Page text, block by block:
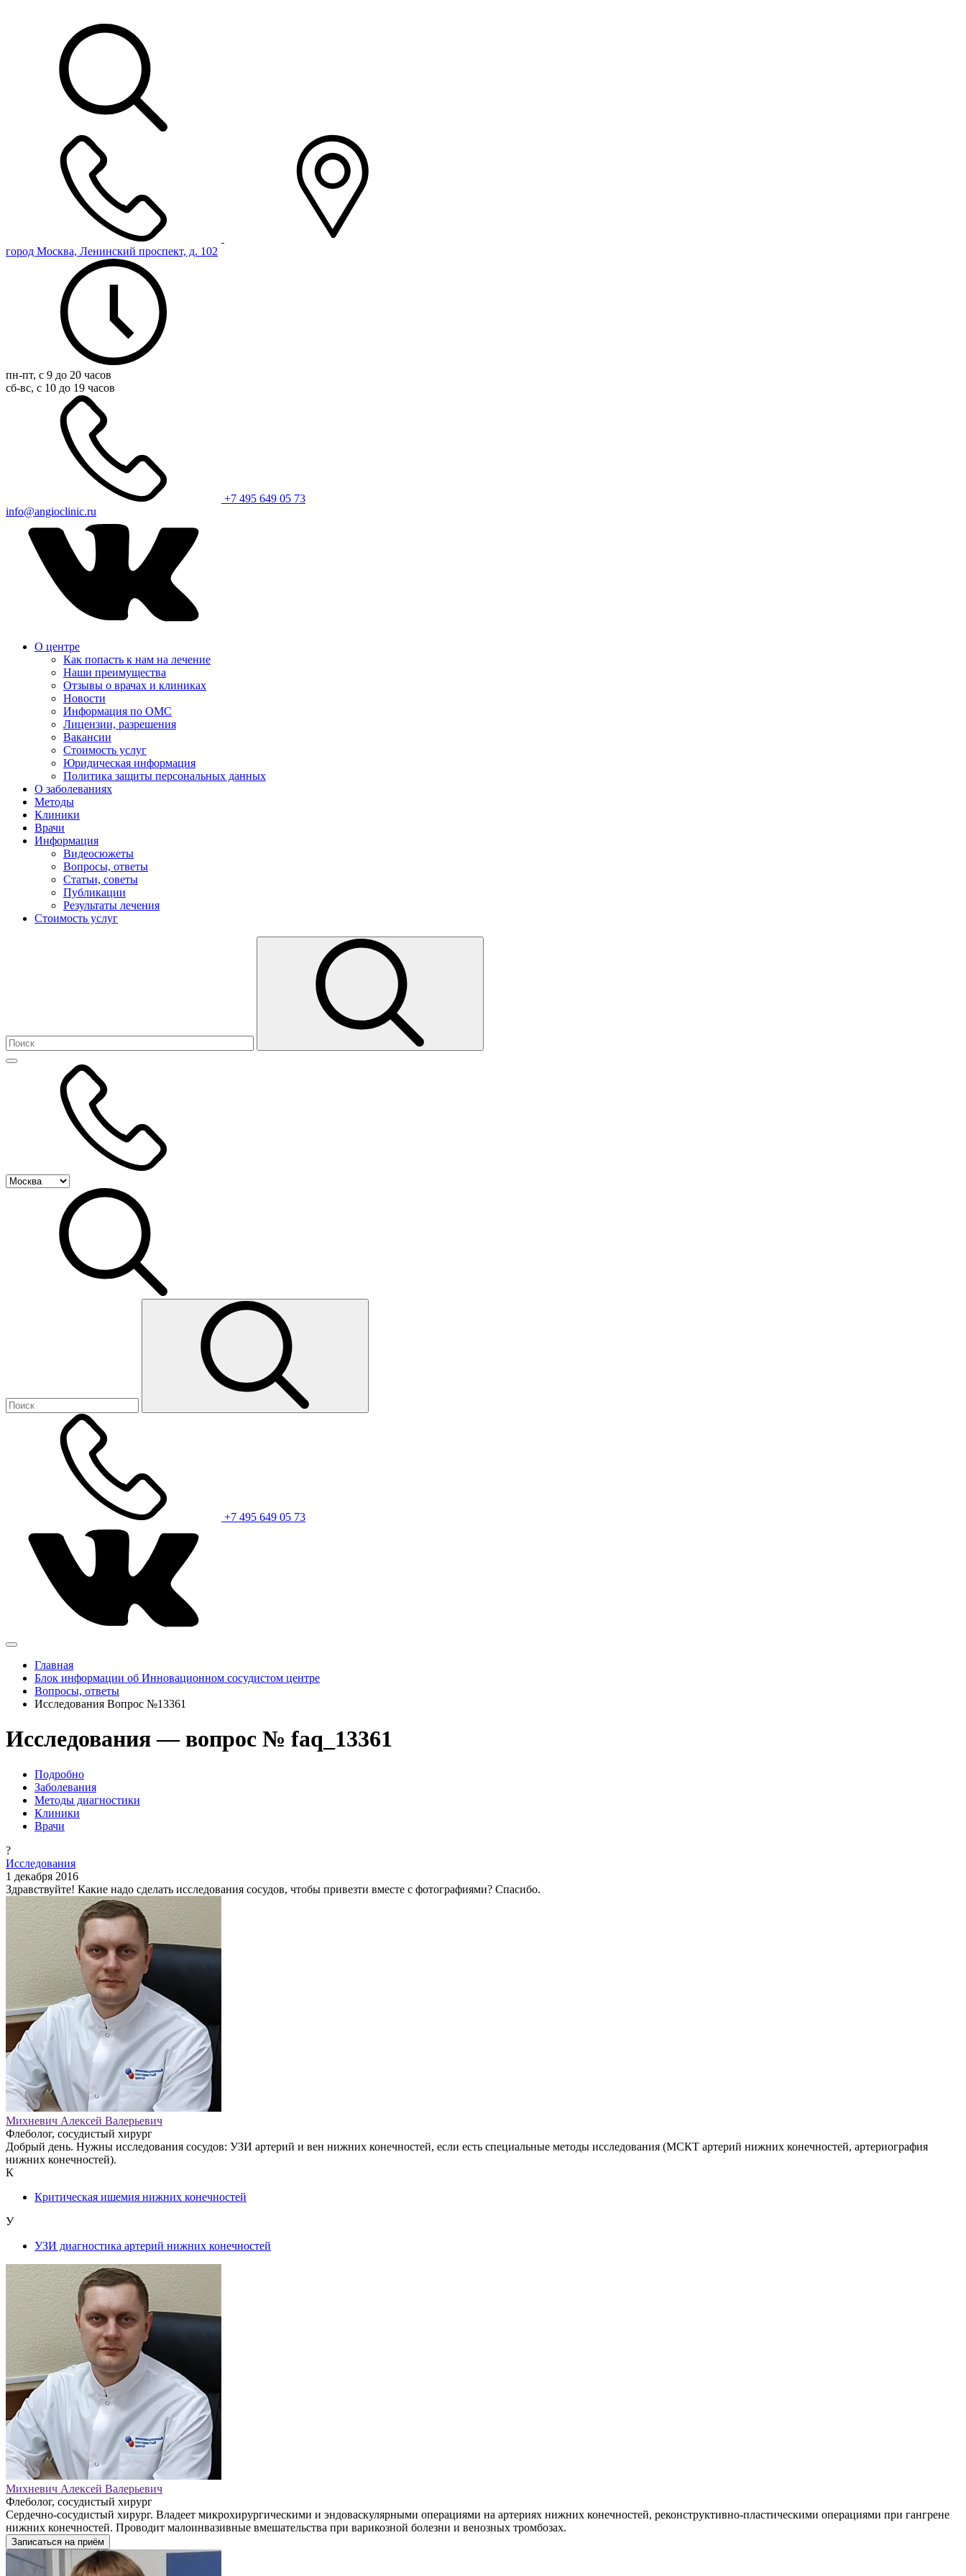
город Москва, Ленинский проспект, д. 102
пн-пт, с 9 до 20 часов
сб-вс, с 10 до 19 часов
+7 495 649 05 73
info@angioclinic.ru
О центре
Как попасть к нам на лечение
Наши преимущества
Отзывы о врачах и клиниках
Новости
Информация по ОМС
Лицензии, разрешения
Вакансии
Стоимость услуг
Юридическая информация
Политика защиты персональных данных
О заболеваниях
Методы
Клиники
Врачи
Информация
Видеосюжеты
Вопросы, ответы
Статьи, советы
Публикации
Результаты лечения
Стоимость услуг
+7 495 649 05 73
Главная
Блок информации об Инновационном сосудистом центре
Вопросы, ответы
Исследования Вопрос №13361
Исследования — вопрос № faq_13361
Подробно
Заболевания
Методы диагностики
Клиники
Врачи
?
Исследования
1 декабря 2016
Здравствуйте! Какие надо сделать исследования сосудов, чтобы привезти вместе с фотографиями? Спасибо.
Михневич Алексей Валерьевич
Флеболог, сосудистый хирург
Добрый день. Нужны исследования сосудов: УЗИ артерий и вен нижних конечностей, если есть специальные методы исследования (МСКТ артерий нижних конечностей, артериография
нижних конечностей).
К
Критическая ишемия нижних конечностей
У
УЗИ диагностика артерий нижних конечностей
Михневич Алексей Валерьевич
Флеболог, сосудистый хирург
Сердечно-сосудистый хирург. Владеет микрохирургическими и эндоваскулярными операциями на артериях нижних конечностей, реконструктивно-пластическими операциями при гангрене
нижних конечностей. Проводит малоинвазивные вмешательства при варикозной болезни и венозных тромбозах.
Записаться на приём